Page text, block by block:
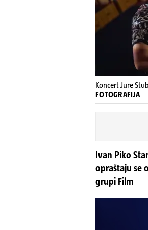
Koncert Jure
FOTOGRAFIJA
Ivan Piko
opraštaju se
grupi Film